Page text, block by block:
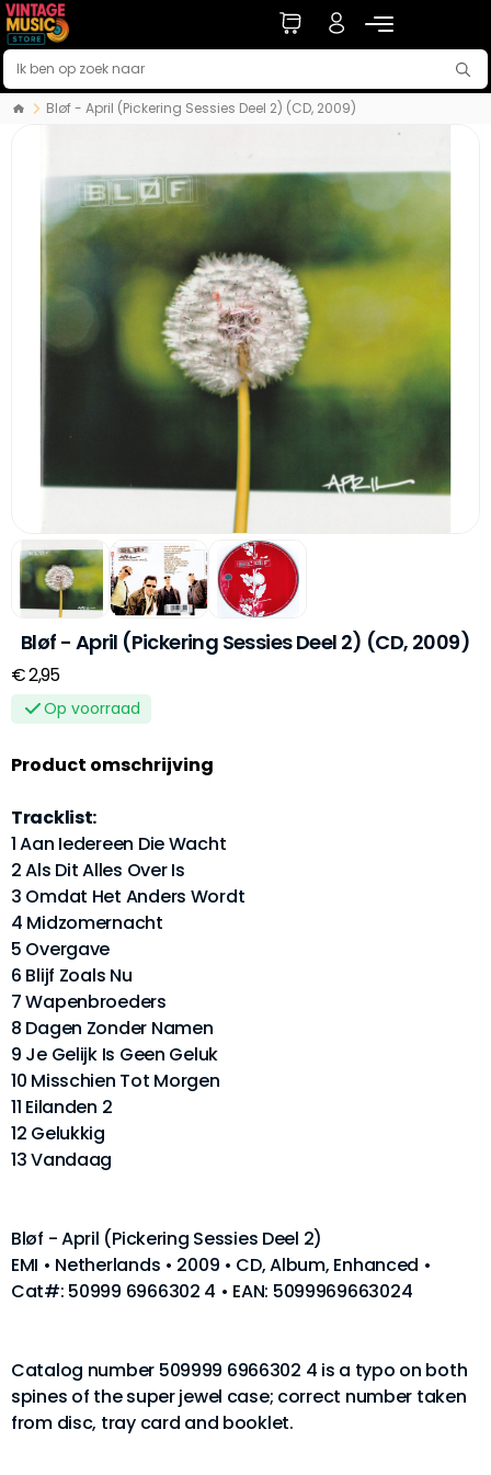
Bløf - April (Pickering Sessies Deel 2) (CD, 2009)
Bløf - April (Pickering Sessies Deel 2) (CD, 2009)
€ 2,95
Op voorraad
Product omschrijving
Tracklist:
1 Aan Iedereen Die Wacht
2 Als Dit Alles Over Is
3 Omdat Het Anders Wordt
4 Midzomernacht
5 Overgave
6 Blijf Zoals Nu
7 Wapenbroeders
8 Dagen Zonder Namen
9 Je Gelijk Is Geen Geluk
10 Misschien Tot Morgen
11 Eilanden 2
12 Gelukkig
13 Vandaag
Bløf - April (Pickering Sessies Deel 2)
EMI • Netherlands • 2009 • CD, Album, Enhanced •
Cat#: 50999 6966302 4 • EAN: 5099969663024
Catalog number 509999 6966302 4 is a typo on both
spines of the super jewel case; correct number taken
from disc, tray card and booklet.